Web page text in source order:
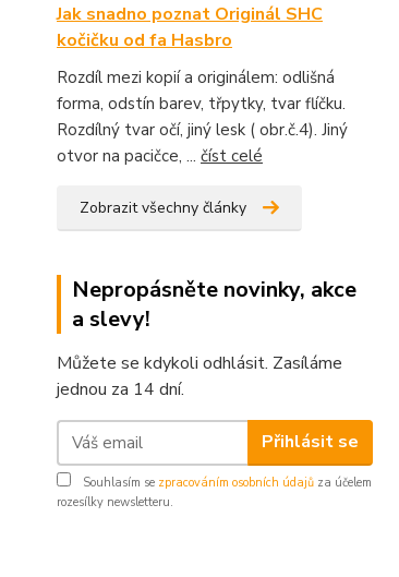
Jak snadno poznat Originál SHC
kočičku od fa Hasbro
Rozdíl mezi kopií a originálem: odlišná
forma, odstín barev, třpytky, tvar flíčku.
Rozdílný tvar očí, jiný lesk ( obr.č.4). Jiný
otvor na pacičce, ... číst celé
Zobrazit všechny články
Nepropásněte novinky, akce
a slevy!
Můžete se kdykoli odhlásit. Zasíláme
jednou za 14 dní.
Přihlásit se
Souhlasím se zpracováním osobních údajů za účelem
rozesílky newsletteru.